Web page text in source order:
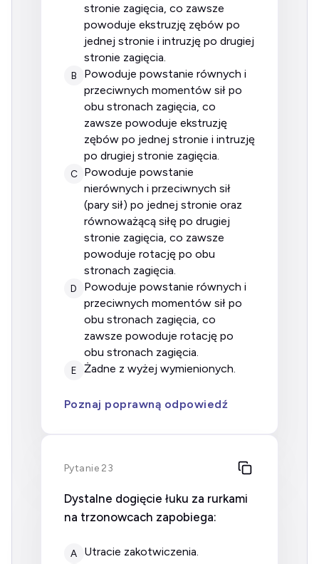
stronie zagięcia, co zawsze
powoduje ekstruzję zębów po
jednej stronie i intruzję po drugiej
stronie zagięcia.
B
powoduje powstanie równych i
przeciwnych momentów sił po
obu stronach zagięcia, co
zawsze powoduje ekstruzję
zębów po jednej stronie i intruzję
po drugiej stronie zagięcia.
C
powoduje powstanie
nierównych i przeciwnych sił
(pary sił) po jednej stronie oraz
równoważącą siłę po drugiej
stronie zagięcia, co zawsze
powoduje rotację po obu
stronach zagięcia.
D
powoduje powstanie równych i
przeciwnych momentów sił po
obu stronach zagięcia, co
zawsze powoduje rotację po
obu stronach zagięcia.
E żadne z wyżej wymienionych.
Poznaj poprawną odpowiedź
Pytanie 23
Dystalne dogięcie łuku za rurkami
na trzonowcach zapobiega:
A utracie zakotwiczenia.